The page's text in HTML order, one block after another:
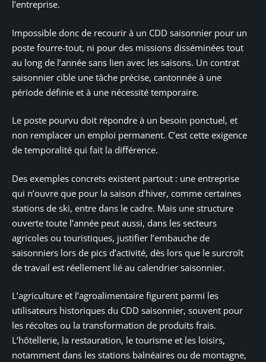
l’entreprise.
Impossible donc de recourir à un CDD saisonnier pour un
poste fourre-tout, ni pour des missions disséminées tout
au long de l’année sans lien avec les saisons. Un contrat
saisonnier cible une tâche précise, cantonnée à une
période définie et à une nécessité temporaire.
Le poste pourvu doit répondre à un besoin ponctuel, et
non remplacer un emploi permanent. C’est cette exigence
de temporalité qui fait la différence.
Des exemples concrets existent partout : une entreprise
qui n’ouvre que pour la saison d’hiver, comme certaines
stations de ski, entre dans le cadre. Mais une structure
ouverte toute l’année peut aussi, dans les secteurs
agricoles ou touristiques, justifier l’embauche de
saisonniers lors de pics d’activité, dès lors que le surcroît
de travail est réellement lié au calendrier saisonnier.
L’agriculture et l’agroalimentaire figurent parmi les
utilisateurs historiques du CDD saisonnier, souvent pour
les récoltes ou la transformation de produits frais.
L’hôtellerie, la restauration, le tourisme et les loisirs,
notamment dans les stations balnéaires ou de montagne,